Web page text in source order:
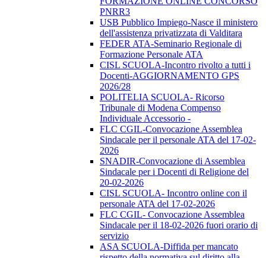
PNRR3
USB Pubblico Impiego-Nasce il ministero
dell'assistenza privatizzata di Valditara
FEDER ATA-Seminario Regionale di
Formazione Personale ATA
CISL SCUOLA-Incontro rivolto a tutti i
Docenti-AGGIORNAMENTO GPS
2026/28
POLITELIA SCUOLA- Ricorso
Tribunale di Modena Compenso
Individuale Accessorio -
FLC CGIL-Convocazione Assemblea
Sindacale per il personale ATA del 17-02-
2026
SNADIR-Convocazione di Assemblea
Sindacale per i Docenti di Religione del
20-02-2026
CISL SCUOLA- Incontro online con il
personale ATA del 17-02-2026
FLC CGIL- Convocazione Assemblea
Sindacale per il 18-02-2026 fuori orario di
servizio
ASA SCUOLA-Diffida per mancato